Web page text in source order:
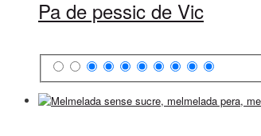
Pa de pessic de Vic